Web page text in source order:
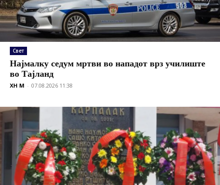
Свет
Најмалку седум мртви во нападот врз училиште
во Тајланд
XH M - 07.08.2026 11:38